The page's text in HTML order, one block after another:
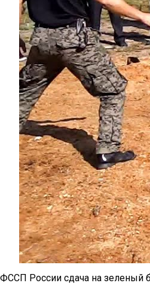
ФССП России сдача на зеленый